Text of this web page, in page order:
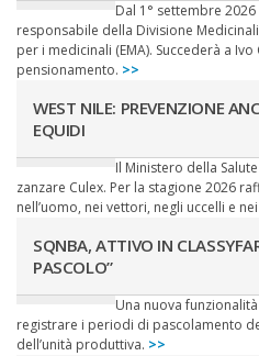
Dal 1° settembre
responsabile della Divisione
per i medicinali (EMA). Succederà a
pensionamento. >>
WEST NILE: PREVENZIONE
EQUIDI
Il Ministero della
zanzare Culex. Per la stagione 2026
nell’uomo, nei vettori, negli uccelli e
SQNBA, ATTIVO IN
PASCOLO”
Una nuova
registrare i periodi di pascolamento
dell’unità produttiva. >>